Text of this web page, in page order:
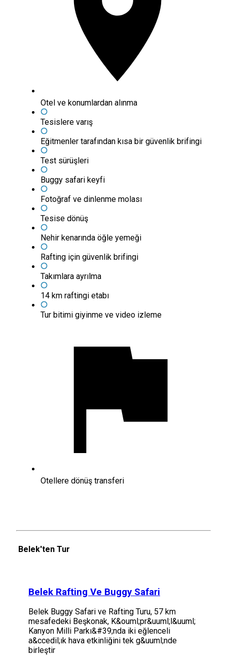
Otel ve konumlardan alınma
Tesislere varış
Eğitmenler tarafından kısa bir güvenlik brifingi
Test sürüşleri
Buggy safari keyfi
Fotoğraf ve dinlenme molası
Tesise dönüş
Nehir kenarında öğle yemeği
Rafting için güvenlik brifingi
Takımlara ayrılma
14 km raftingi etabı
Tur bitimi giyinme ve video izleme
Otellere dönüş transferi
Belek'ten Tur
Belek Rafting Ve Buggy Safari
Belek Buggy Safari ve Rafting Turu, 57 km
mesafedeki Beşkonak, K&ouml;pr&uuml;l&uuml;
Kanyon Milli Parkı&#39;nda iki eğlenceli
a&ccedil;ık hava etkinliğini tek g&uuml;nde
birleştir